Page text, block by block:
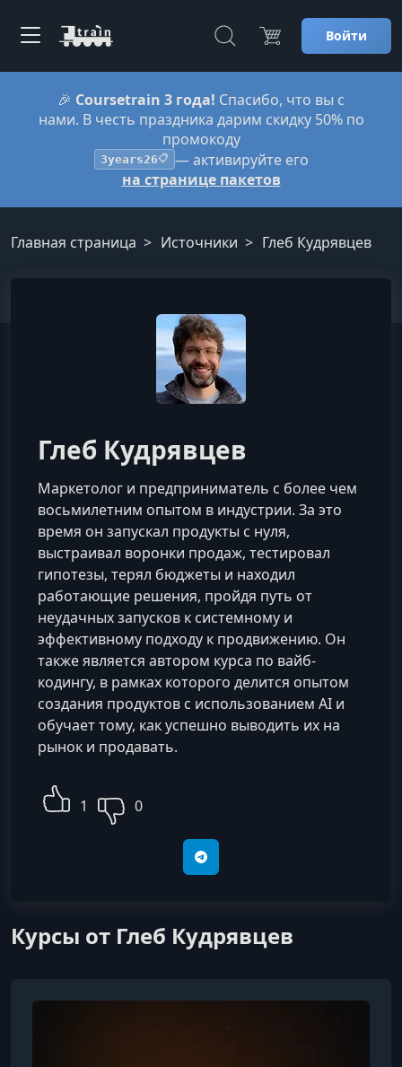
Войти
🎉 Coursetrain 3 года! Спасибо, что вы с
нами. В честь праздника дарим скидку 50% по
промокоду
3years26📋 — активируйте его
на странице пакетов
Главная страница Источники Глеб Кудрявцев
Глеб Кудрявцев
Маркетолог и предприниматель с более чем
восьмилетним опытом в индустрии. За это
время он запускал продукты с нуля,
выстраивал воронки продаж, тестировал
гипотезы, терял бюджеты и находил
работающие решения, пройдя путь от
неудачных запусков к системному и
эффективному подходу к продвижению. Он
также является автором курса по вайб-
кодингу, в рамках которого делится опытом
создания продуктов с использованием AI и
обучает тому, как успешно выводить их на
рынок и продавать.
1 0
Telegram
Курсы от Глеб Кудрявцев